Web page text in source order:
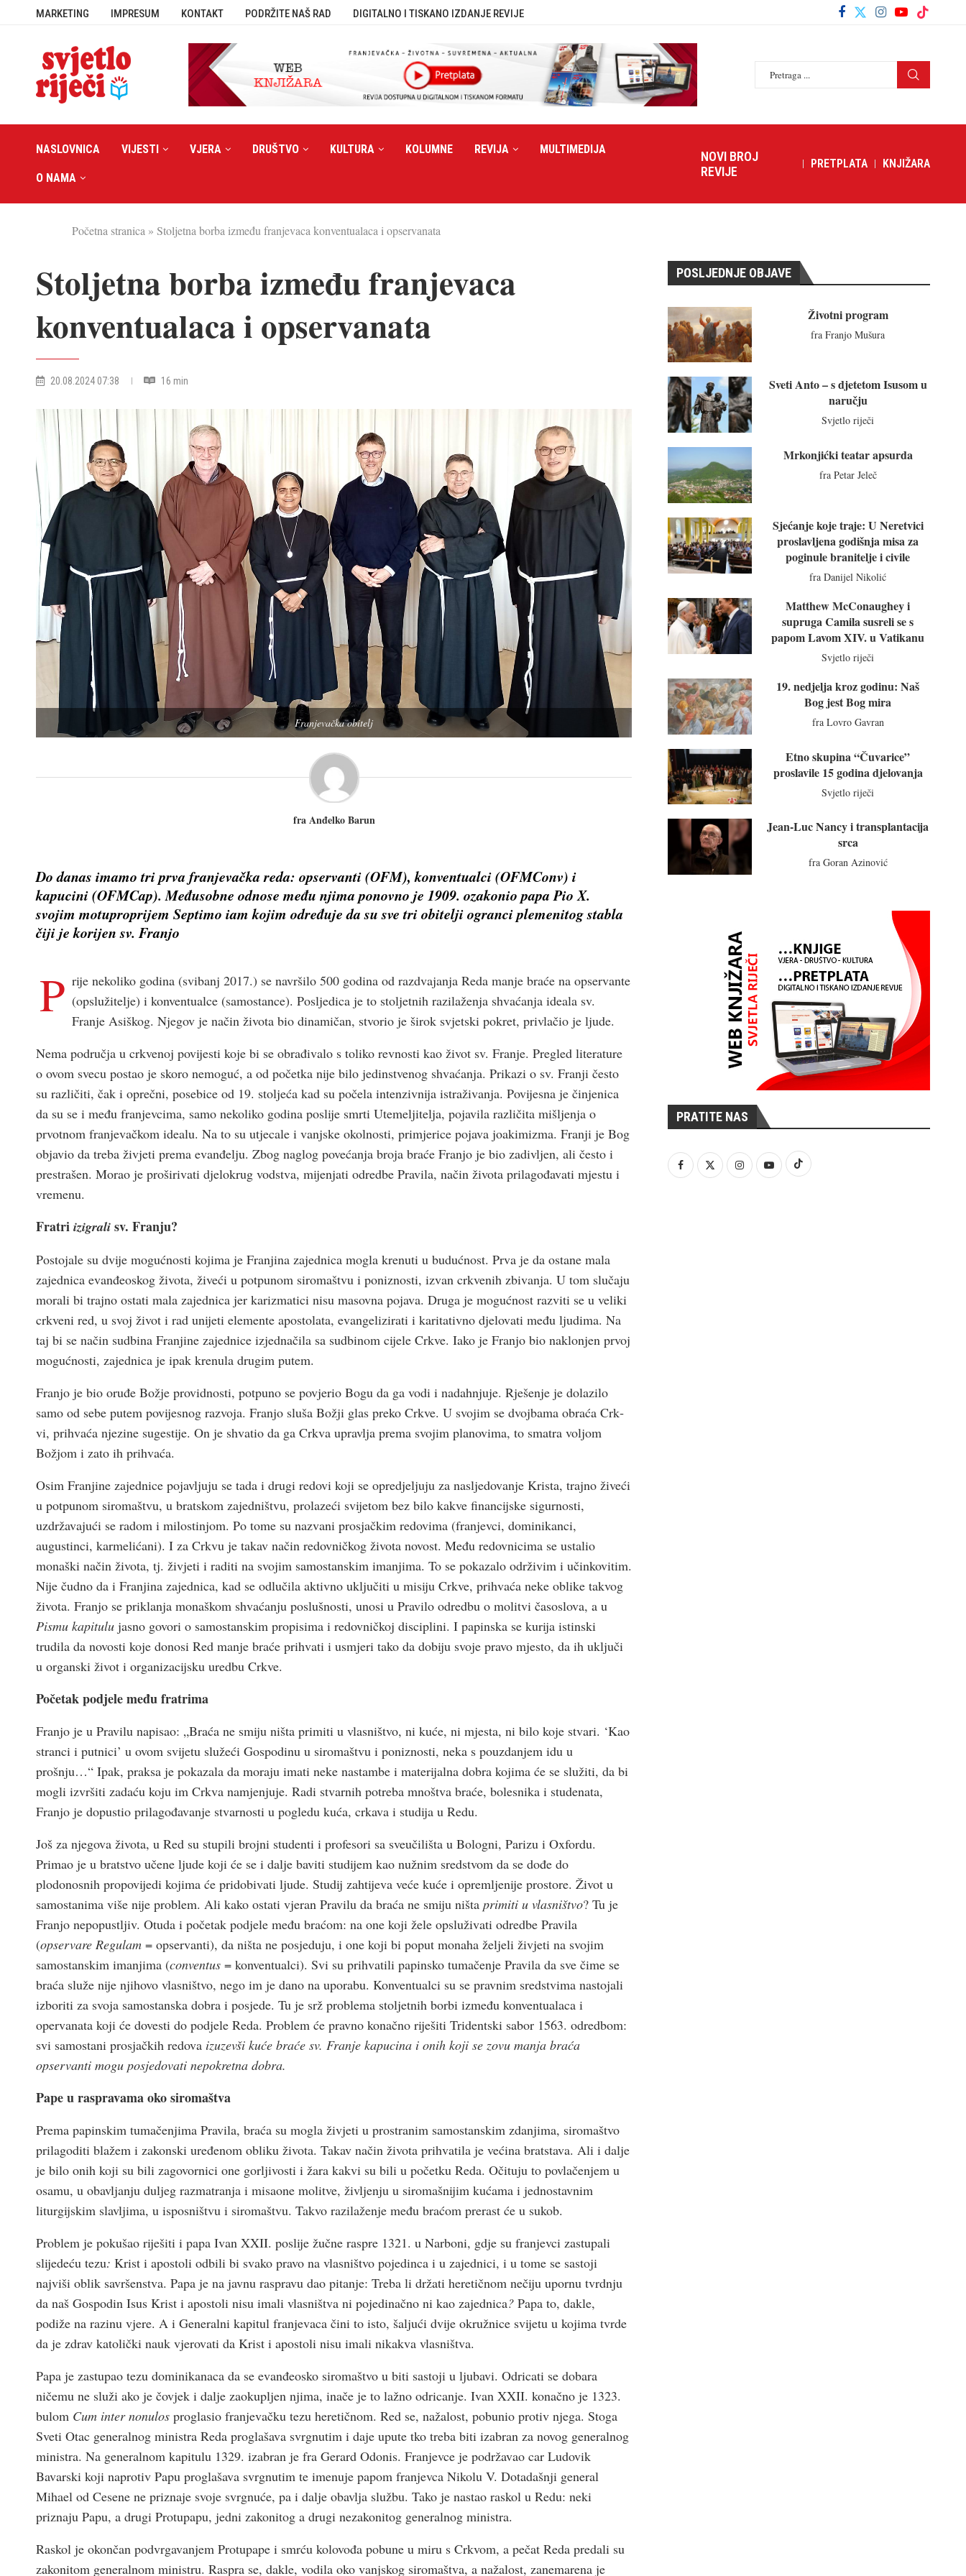
MARKETING IMPRESUM KONTAKT PODRŽITE NAŠ RAD DIGITALNO I TISKANO IZDANJE REVIJE
NASLOVNICA VIJESTI VJERA DRUŠTVO KULTURA KOLUMNE REVIJA MULTIMEDIJA
O NAMA
NOVI BROJ
REVIJE
PRETPLATA KNJIŽARA
Početna stranica » Stoljetna borba između franjevaca konventualaca i opservanata
Stoljetna borba između franjevaca
konventualaca i opservanata
20.08.2024 07:38 16 min
Franjevačka obitelj
fra Anđelko Barun
Do danas imamo tri prva franjevačka reda: opservanti (OFM), konventualci (OFMConv) i
kapucini (OFMCap). Međusobne odnose među njima ponovno je 1909. ozakonio papa Pio X.
svojim motuproprijem Septimo iam kojim određuje da su sve tri obitelji ogranci plemenitog stabla
čiji je korijen sv. Franjo
P rije nekoliko godina (svibanj 2017.) se navršilo 500 godina od razdvajanja Reda manje braće na opservante
(opslužitelje) i konventualce (samostance). Posljedica je to stoljetnih razilaženja shvaćanja ideala sv.
Franje Asiškog. Njegov je način života bio dinamičan, stvorio je širok svjetski pokret, privlačio je ljude.
Nema područja u crk­venoj povijesti koje bi se obrađivalo s toliko revnosti kao život sv. Franje. Pregled literature
o ovom svecu postao je skoro nemoguć, a od početka nije bilo jedinstvenog shvaćanja. Prikazi o sv. Franji često
su različiti, čak i oprečni, posebice od 19. stoljeća kad su počela intenzivnija istraživanja. Povijesna je činjenica
da su se i među franjevcima, samo nekoliko godina poslije smrti Utemeljitelja, pojavila različita mišljenja o
prvotnom franjevačkom idealu. Na to su utjecale i vanjske okolnosti, primjerice pojava joakimizma. Franji je Bog
objavio da treba živjeti prema evanđelju. Zbog naglog povećanja broja braće Franjo je bio zadivljen, ali često i
prestrašen. Morao je proširivati djelokrug vodstva, mijenjati odredbe Pravila, način života prilagođavati mjestu i
vremenu.
Fratri izigrali sv. Franju?
Postojale su dvije mogućnosti kojima je Franjina zajednica mogla krenuti u budućnost. Prva je da ostane mala
zajednica evanđeoskog života, živeći u potpunom siromaštvu i poniznosti, izvan crk­venih zbivanja. U tom slučaju
morali bi trajno ostati mala zajednica jer karizmatici nisu masovna pojava. Druga je mogućnost razviti se u veliki
crk­veni red, u svoj život i rad unijeti elemente apostolata, evangelizirati i karitativno djelovati među ljudima. Na
taj bi se način sudbina Franjine zajednice izjednačila sa sudbinom cijele Crk­ve. Iako je Franjo bio naklonjen prvoj
mogućnosti, zajednica je ipak krenula drugim putem.
Franjo je bio oruđe Božje providnosti, potpuno se povjerio Bogu da ga vodi i nadahnjuje. Rješenje je dolazilo
samo od sebe putem povijesnog razvoja. Franjo sluša Božji glas preko Crk­ve. U svojim se dvojbama obraća Crk­
vi, prihvaća njezine sugestije. On je shvatio da ga Crk­va upravlja prema svojim planovima, to smatra voljom
Božjom i zato ih prihvaća.
Osim Franjine zajednice pojavljuju se tada i drugi redovi koji se opredjeljuju za nasljedovanje Krista, trajno živeći
u potpunom siromaštvu, u bratskom zajedništvu, prolazeći svijetom bez bilo kakve financijske sigurnosti,
uzdržavajući se radom i milostinjom. Po tome su nazvani prosjačkim redovima (franjevci, dominikanci,
augustinci, karmelićani). I za Crk­vu je takav način redovničkog života novost. Među redovnicima se ustalio
monaški način života, tj. živjeti i raditi na svojim samostanskim imanjima. To se pokazalo održivim i učinkovitim.
Nije čudno da i Franjina zajednica, kad se odlučila aktivno uključiti u misiju Crk­ve, prihvaća neke oblike takvog
života. Franjo se priklanja monaškom shvaćanju poslušnosti, unosi u Pravilo odredbu o molitvi časoslova, a u
Pismu kapitulu jasno govori o samostanskim propisima i redovničkoj disciplini. I papinska se kurija istinski
trudila da novosti koje donosi Red manje braće prihvati i usmjeri tako da dobiju svoje pravo mjesto, da ih uključi
u organski život i organizacijsku uredbu Crk­ve.
Početak podjele među fratrima
Franjo je u Pravilu napisao: „Braća ne smiju ništa primiti u vlasništvo, ni kuće, ni mjesta, ni bilo koje stvari. ‘Kao
stranci i putnici’ u ovom svijetu služeći Gospodinu u siromaštvu i poniznosti, neka s pouzdanjem idu u
prošnju…“ Ipak, praksa je pokazala da moraju imati neke nastambe i materijalna dobra kojima će se služiti, da bi
mogli izvršiti zadaću koju im Crk­va namjenjuje. Radi stvarnih potreba mnoštva braće, bolesnika i studenata,
Franjo je dopustio prilagođavanje stvarnosti u pogledu kuća, crkava i studija u Redu.
Još za njegova života, u Red su stupili brojni studenti i profesori sa sveučilišta u Bologni, Parizu i Oxfordu.
Primao je u bratstvo učene ljude koji će se i dalje baviti studijem kao nužnim sredstvom da se dođe do
plodonosnih propovijedi kojima će pridobivati ljude. Studij zahtijeva veće kuće i opremljenije prostore. Život u
samostanima više nije problem. Ali kako ostati vjeran Pravilu da braća ne smiju ništa primiti u vlasništvo? Tu je
Franjo nepopustljiv. Otuda i početak podjele među braćom: na one koji žele opsluživati odredbe Pravila
(opservare Regulam = opservanti), da ništa ne posjeduju, i one koji bi poput monaha željeli živjeti na svojim
samostanskim imanjima (conventus = konventualci). Svi su prihvatili papinsko tumačenje Pravila da sve čime se
braća služe nije njihovo vlasništvo, nego im je dano na uporabu. Konventualci su se pravnim sredstvima nastojali
izboriti za svoja samostanska dobra i posjede. Tu je srž problema stoljetnih borbi između konventualaca i
opervanata koji će dovesti do podjele Reda. Problem će pravno konačno riješiti Tridentski sabor 1563. odredbom:
svi samostani prosjačkih redova izuzevši kuće braće sv. Franje kapucina i onih koji se zovu manja braća
opservanti mogu posjedovati nepokretna dobra.
Pape u raspravama oko siromaštva
Prema papinskim tumačenjima Pravila, braća su mogla živjeti u prostranim samostanskim zdanjima, siromaštvo
prilagoditi blažem i zakonski uređenom obliku života. Takav način života prihvatila je većina bratstava. Ali i dalje
je bilo onih koji su bili zagovornici one gorljivosti i žara kakvi su bili u početku Reda. Očituju to povlačenjem u
osamu, u obavljanju duljeg razmatranja i misaone molitve, življenju u siromašnijim kućama i jednostavnim
liturgijskim slavljima, u isposništvu i siromaštvu. Takvo razilaženje među braćom prerast će u sukob.
Problem je pokušao riješiti i papa Ivan XXII. poslije žučne raspre 1321. u Narboni, gdje su franjevci zastupali
slijedeću tezu: Krist i apostoli odbili bi svako pravo na vlasništvo pojedinca i u zajednici, i u tome se sastoji
najviši oblik savršenstva. Papa je na javnu raspravu dao pitanje: Treba li držati heretičnom nečiju upornu tvrdnju
da naš Gospodin Isus Krist i apostoli nisu imali vlasništva ni pojedinačno ni kao zajednica? Papa to, dakle,
podiže na razinu vjere. A i Generalni kapitul franjevaca čini to isto, šaljući dvije okružnice svijetu u kojima tvrde
da je zdrav katolički nauk vjerovati da Krist i apostoli nisu imali nikakva vlasništva.
Papa je zastupao tezu dominikanaca da se evanđeosko siromaštvo u biti sastoji u ljubavi. Odricati se dobara
ničemu ne služi ako je čovjek i dalje zaokupljen njima, inače je to lažno odricanje. Ivan XXII. konačno je 1323.
bulom Cum inter nonulos proglasio franjevačku tezu heretičnom. Red se, nažalost, pobunio protiv njega. Stoga
Sveti Otac generalnog ministra Reda proglašava svrgnutim i daje upute tko treba biti izabran za novog generalnog
ministra. Na generalnom kapitulu 1329. izabran je fra Gerard Odonis. Franjevce je podržavao car Ludovik
Bavarski koji naprotiv Papu proglašava svrgnutim te imenuje papom franjevca Nikolu V. Dotadašnji general
Mihael od Cesene ne priznaje svoje svrgnuće, pa i dalje obavlja službu. Tako je nastao raskol u Redu: neki
priznaju Papu, a drugi Protupapu, jedni zakonitog a drugi nezakonitog generalnog ministra.
Raskol je okončan podvrgavanjem Protupape i smrću kolovođa pobune u miru s Crk­vom, a pečat Reda predali su
zakonitom generalnom ministru. Raspra se, dakle, vodila oko vanjskog siromaštva, a nažalost, zanemarena je
POSLJEDNJE OBJAVE
Životni program
fra Franjo Mušura
Sveti Anto – s djetetom Isusom u
naručju
Svjetlo riječi
Mrkonjićki teatar apsurda
fra Petar Jeleč
Sjećanje koje traje: U Neretvici
proslavljena godišnja misa za
poginule branitelje i civile
fra Danijel Nikolić
Matthew McConaughey i
supruga Camila susreli se s
papom Lavom XIV. u Vatikanu
Svjetlo riječi
19. nedjelja kroz godinu: Naš
Bog jest Bog mira
fra Lovro Gavran
Etno skupina “Čuvarice”
proslavile 15 godina djelovanja
Svjetlo riječi
Jean-Luc Nancy i transplantacija
srca
fra Goran Azinović
PRATITE NAS